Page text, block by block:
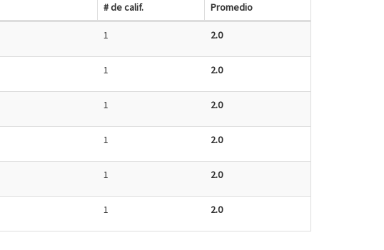
# de calif. Promedio
1 2.0
1 2.0
1 2.0
1 2.0
1 2.0
1 2.0